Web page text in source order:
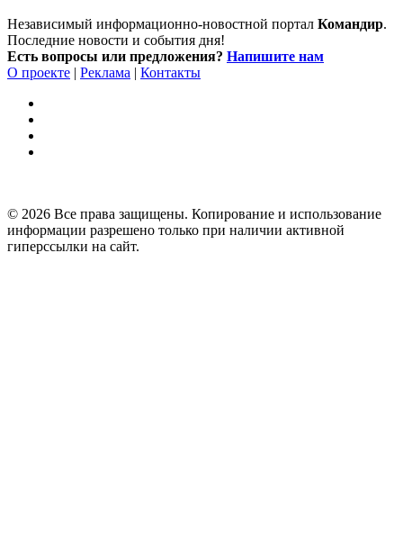
Независимый информационно-новостной портал Командир.
Последние новости и события дня!
Есть вопросы или предложения? Напишите нам
О проекте | Реклама | Контакты
© 2026 Все права защищены. Копирование и использование
информации разрешено только при наличии активной
гиперссылки на сайт.